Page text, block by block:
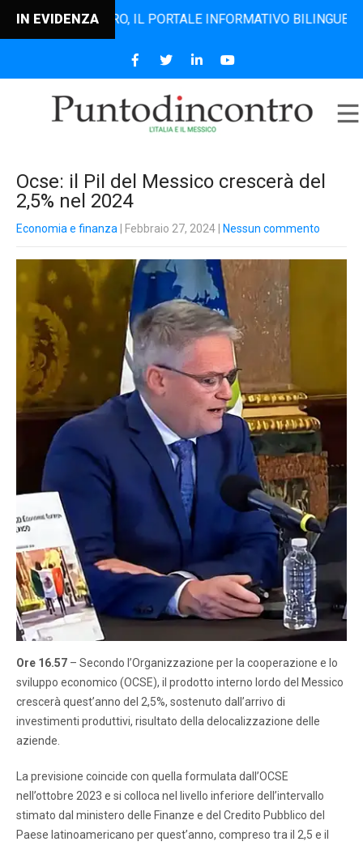
IN EVIDENZAIL PORTALE INFORMATIVO BILINGUE CHE
Ocse: il Pil del Messico crescerà del
2,5% nel 2024
Economia e finanza | Febbraio 27, 2024 Nessun commento
Ore 16.57 – Secondo l’Organizzazione per la cooperazione e lo
sviluppo economico (OCSE), il prodotto interno lordo del Messico
crescerà quest’anno del 2,5%, sostenuto dall’arrivo di
investimenti produttivi, risultato della delocalizzazione delle
aziende.
La previsione coincide con quella formulata dall’OCSE
nell’ottobre 2023 e si colloca nel livello inferiore dell’intervallo
stimato dal ministero delle Finanze e del Credito Pubblico del
Paese latinoamericano per quest’anno, compreso tra il 2,5 e il